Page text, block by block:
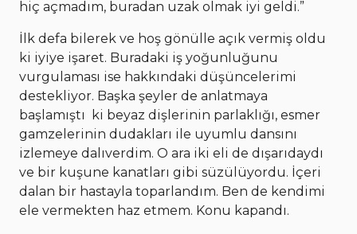
hiç açmadım, buradan uzak olmak iyi geldi.”
İlk defa bilerek ve hoş gönülle açık vermiş oldu
ki iyiye işaret. Buradaki iş yoğunluğunu
vurgulaması ise hakkındaki düşüncelerimi
destekliyor. Başka şeyler de anlatmaya
başlamıştı ki beyaz dişlerinin parlaklığı, esmer
gamzelerinin dudakları ile uyumlu dansını
izlemeye dalıverdim. O ara iki eli de dışarıdaydı
ve bir kuşune kanatları gibi süzülüyordu. İçeri
dalan bir hastayla toparlandım. Ben de kendimi
ele vermekten haz etmem. Konu kapandı.